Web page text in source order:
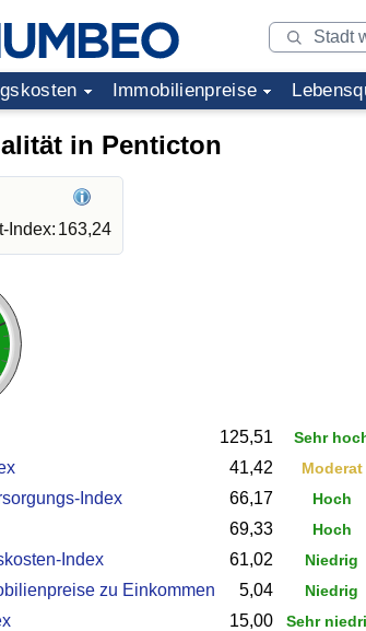
Immobilienpreise
in Penticton
Index: 163,24
125,51 Sehr
41,42 Moderat
Index 66,17 Hoch
69,33 Hoch
Index 61,02 Niedrig
zu Einkommen 5,04 Niedrig
15,00 Sehr